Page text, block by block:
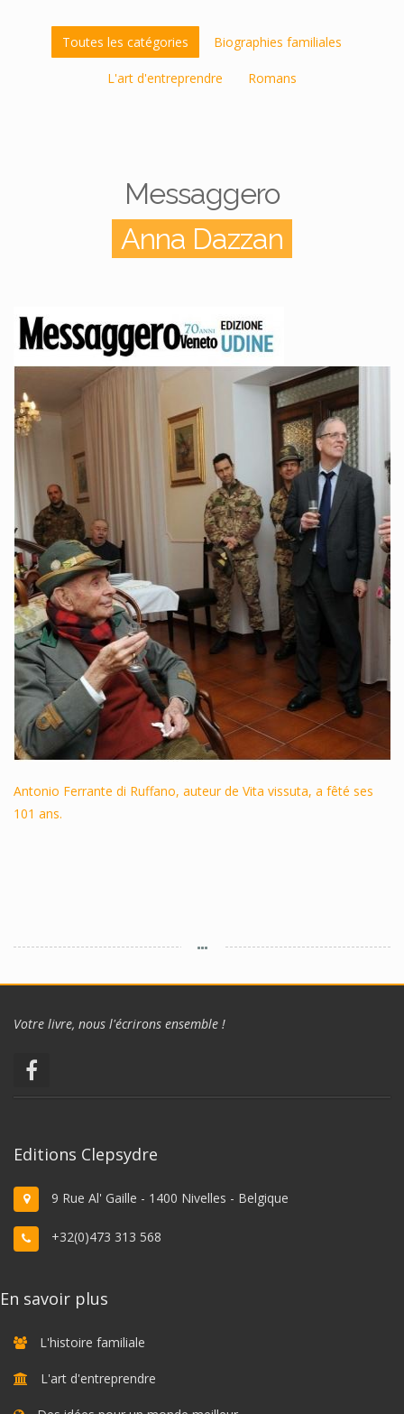
Toutes les catégories Biographies familiales
L'art d'entreprendre Romans
Messaggero
Anna Dazzan
Antonio Ferrante di Ruffano, auteur de Vita vissuta, a fêté ses
101 ans.
Votre livre, nous l'écrirons ensemble !
Editions Clepsydre
9 Rue Al' Gaille - 1400 Nivelles - Belgique
+32(0)473 313 568
En savoir plus
L'histoire familiale
L'art d'entreprendre